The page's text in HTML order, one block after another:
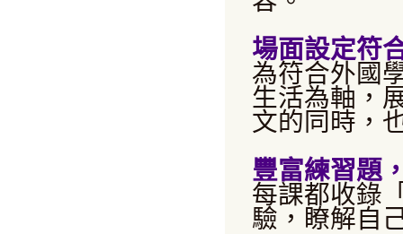
場面設定符
為符合外國
生活為軸，
文的同時，
豐富練習題
每課都收錄
驗，瞭解自